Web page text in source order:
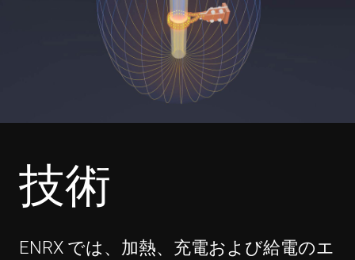
技術
ENRX では、加熱、充電および給電のエ